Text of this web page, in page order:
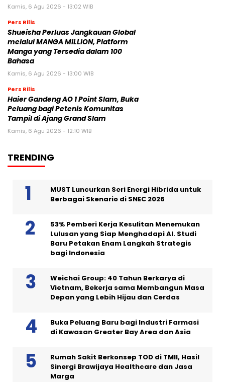
Kamis, 6 Agu 2026 - 13:02 WIB
Pers Rilis
Shueisha Perluas Jangkauan Global
melalui MANGA MILLION, Platform
Manga yang Tersedia dalam 100
Bahasa
Kamis, 6 Agu 2026 - 13:00 WIB
Pers Rilis
Haier Gandeng AO 1 Point Slam, Buka
Peluang bagi Petenis Komunitas
Tampil di Ajang Grand Slam
Kamis, 6 Agu 2026 - 12:10 WIB
TRENDING
MUST Luncurkan Seri Energi Hibrida untuk
Berbagai Skenario di SNEC 2026
53% Pemberi Kerja Kesulitan Menemukan
Lulusan yang Siap Menghadapi AI. Studi
Baru Petakan Enam Langkah Strategis
bagi Indonesia
Weichai Group: 40 Tahun Berkarya di
Vietnam, Bekerja sama Membangun Masa
Depan yang Lebih Hijau dan Cerdas
Buka Peluang Baru bagi Industri Farmasi
di Kawasan Greater Bay Area dan Asia
Rumah Sakit Berkonsep TOD di TMII, Hasil
Sinergi Brawijaya Healthcare dan Jasa
Marga